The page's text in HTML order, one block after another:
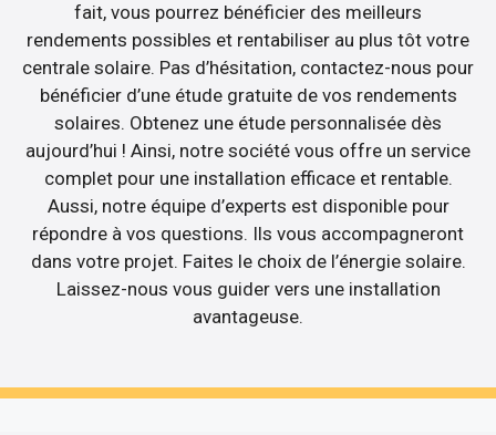
fait, vous pourrez bénéficier des meilleurs
rendements possibles et rentabiliser au plus tôt votre
centrale solaire. Pas d’hésitation, contactez-nous pour
bénéficier d’une étude gratuite de vos rendements
solaires. Obtenez une étude personnalisée dès
aujourd’hui ! Ainsi, notre société vous offre un service
complet pour une installation efficace et rentable.
Aussi, notre équipe d’experts est disponible pour
répondre à vos questions. Ils vous accompagneront
dans votre projet. Faites le choix de l’énergie solaire.
Laissez-nous vous guider vers une installation
avantageuse.